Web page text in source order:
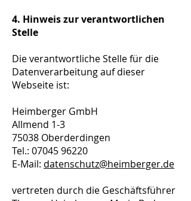
4. Hinweis zur verantwortlichen
Stelle
Die verantwortliche Stelle für die
Datenverarbeitung auf dieser
Webseite ist:
Heimberger GmbH
Allmend 1-3
75038 Oberderdingen
Tel.: 07045 96220
E-Mail: datenschutz@heimberger.de
vertreten durch die Geschäftsführer